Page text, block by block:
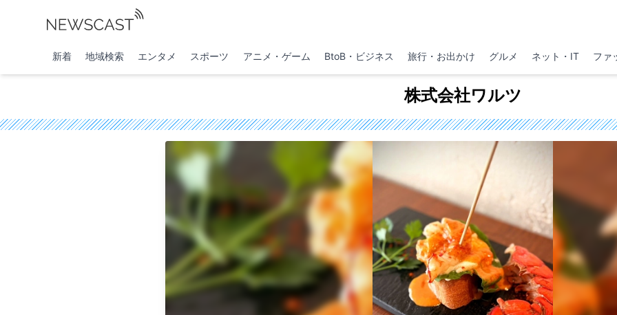
新着 地域検索 エンタメ スポーツ アニメ・ゲーム BtoB・ビジネス 旅行・お出かけ グルメ ネット・IT ファ
株式会社ワルツ